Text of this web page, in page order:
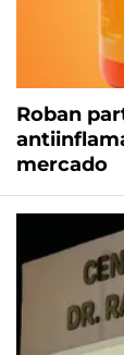
Roban
mercado